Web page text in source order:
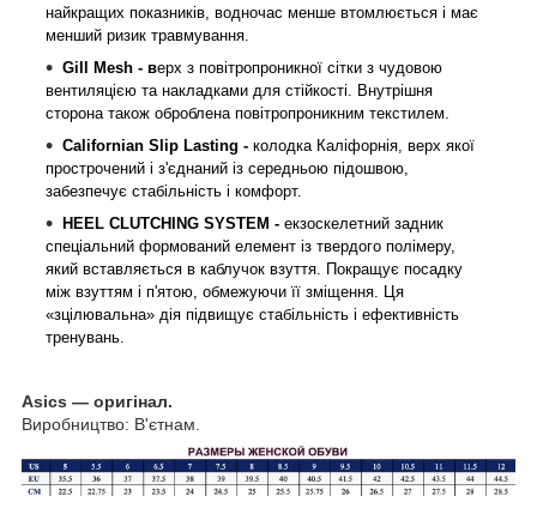
найкращих показників, водночас менше втомлюється і має
менший ризик травмування.
Gill Mesh - верх з повітропроникної сітки з чудовою
вентиляцією та накладками для стійкості. Внутрішня
сторона також оброблена повітропроникним текстилем.
Californian Slip Lasting - колодка Каліфорнія, верх якої
прострочений і з'єднаний із середньою підошвою,
забезпечує стабільність і комфорт.
HEEL CLUTCHING SYSTEM - екзоскелетний задник
спеціальний формований елемент із твердого полімеру,
який вставляється в каблучок взуття. Покращує посадку
між взуттям і п'ятою, обмежуючи її зміщення. Ця
«зцілювальна» дія підвищує стабільність і ефективність
тренувань.
Asics — оригінал.
Виробництво: В'єтнам.